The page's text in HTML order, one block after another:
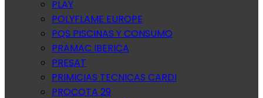
PLAY
POLYFLAME EUROPE
PQS PISCINAS Y CONSUMO
PRAMAC IBERICA
PRESAT
PRIMICIAS TECNICAS CARDI
PROCOTA 29